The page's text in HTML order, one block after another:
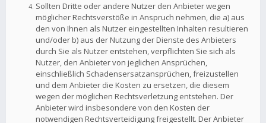
Sollten Dritte oder andere Nutzer den Anbieter wegen
möglicher Rechtsverstöße in Anspruch nehmen, die a) aus
den von Ihnen als Nutzer eingestellten Inhalten resultieren
und/oder b) aus der Nutzung der Dienste des Anbieters
durch Sie als Nutzer entstehen, verpflichten Sie sich als
Nutzer, den Anbieter von jeglichen Ansprüchen,
einschließlich Schadensersatzansprüchen, freizustellen
und dem Anbieter die Kosten zu ersetzen, die diesem
wegen der möglichen Rechtsverletzung entstehen. Der
Anbieter wird insbesondere von den Kosten der
notwendigen Rechtsverteidigung freigestellt. Der Anbieter